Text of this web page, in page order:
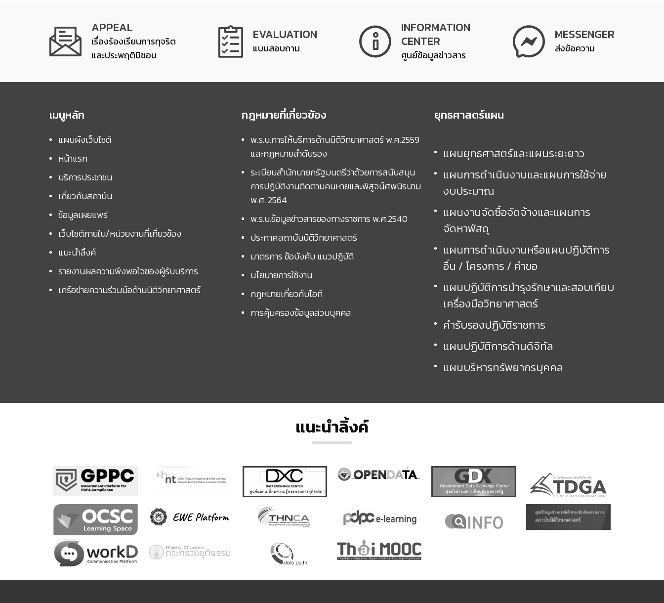
APPEAL
เรื่องร้องเรียนการทุจริต
และประพฤติมิชอบ
EVALUATION
แบบสอบถาม
INFORMATION
CENTER
ศูนย์ข้อมูลข่าวสาร
MESSENGER
ส่งข้อความ
เมนูหลัก
แผนผังเว็บไซต์
หน้าแรก
บริการประชาชน
เกี่ยวกับสถาบัน
ข้อมูลเผยแพร่
เว็บไซต์ภายใน/หน่วยงานที่เกี่ยวข้อง
แนะนำลิ้งค์
รายงานผลความพึงพอใจของผู้รับบริการ
เครือข่ายความร่วมมือด้านนิติวิทยาศาสตร์
กฎหมายที่เกี่ยวข้อง
พ.ร.บ.การให้บริการด้านนิติวิทยาศาสตร์ พ.ศ.2559
และกฏหมายลำดับรอง
ระเบียบสำนักนายกรัฐมนตรีว่าด้วยการสนับสนุน
การปฏิบัติงานติดตามคนหายและพิสูจน์ศพนิรนาม
พ.ศ. 2564
พ.ร.บ.ข้อมูลข่าวสารของทางราชการ พ.ศ.2540
ประกาศสถาบันนิติวิทยาศาสตร์
มาตรการ ข้อบังคับ แนวปฏิบัติ
นโยบายการใช้งาน
กฎหมายเกี่ยวกับไอที
การคุ้มครองข้อมูลส่วนบุคคล
ยุทธศาสตร์แผน
แผนยุทธศาสตร์และแผนระยะยาว
แผนการดำเนินงานและแผนการใช้จ่าย
งบประมาณ
แผนงานจัดซื้อจัดจ้างและแผนการ
จัดหาพัสดุ
แผนการดำเนินงานหรือแผนปฏิบัติการ
อื่น / โครงการ / คำขอ
แผนปฏิบัติการบำรุงรักษาและสอบเทียบ
เครื่องมือวิทยาศาสตร์
คำรับรองปฏิบัติราชการ
แผนปฏิบัติการด้านดิจิทัล
แผนบริหารทรัพยากรบุคคล
แนะนำลิ้งค์